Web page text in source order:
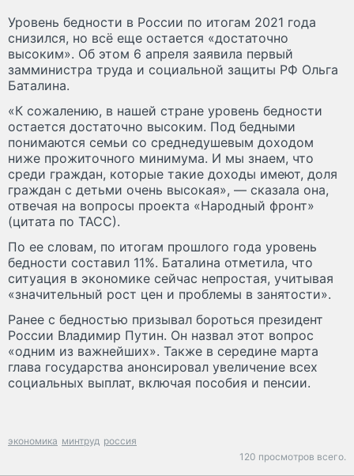
Уровень бедности в России по итогам 2021 года
снизился, но всё еще остается «достаточно
высоким». Об этом 6 апреля заявила первый
замминистра труда и социальной защиты РФ Ольга
Баталина.
«К сожалению, в нашей стране уровень бедности
остается достаточно высоким. Под бедными
понимаются семьи со среднедушевым доходом
ниже прожиточного минимума. И мы знаем, что
среди граждан, которые такие доходы имеют, доля
граждан с детьми очень высокая», — сказала она,
отвечая на вопросы проекта «Народный фронт»
(цитата по ТАСС).
По ее словам, по итогам прошлого года уровень
бедности составил 11%. Баталина отметила, что
ситуация в экономике сейчас непростая, учитывая
«значительный рост цен и проблемы в занятости».
Ранее с бедностью призывал бороться президент
России Владимир Путин. Он назвал этот вопрос
«одним из важнейших». Также в середине марта
глава государства анонсировал увеличение всех
социальных выплат, включая пособия и пенсии.
экономика минтруд россия
120 просмотров всего.